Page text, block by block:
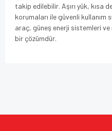
takip edilebilir. Aşırı yük, kısa
korumaları ile güvenli
araç, güneş enerji sistemleri
bir çözümdür.